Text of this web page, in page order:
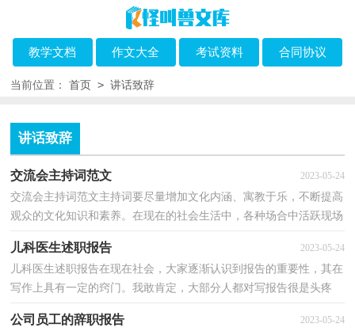
教学文档 作文大全 考试资料 合同协议
当前位置： 首页 > 讲话致辞
讲话致辞
交流会主持词范文 2023-05-24
交流会主持词范文主持词要尽量增加文化内涵、寓教于乐，不断提高
观众的文化知识和素养。在现在的社会生活中，各种场合中活跃现场
儿科医生述职报告 2023-05-24
儿科医生述职报告在现在社会，大家逐渐认识到报告的重要性，其在
写作上具有一定的窍门。我敢肯定，大部分人都对写报告很是头疼
公司员工的辞职报告 2023-05-24